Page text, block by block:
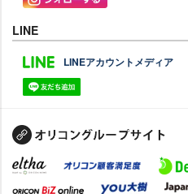
LINE
LINEアカウントメディア